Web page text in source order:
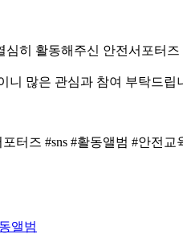
심히 활동해주신 안전서포터
니 많은 관심과 참여 부탁드립
터즈 #sns #활동앨범 #안전교
앨범